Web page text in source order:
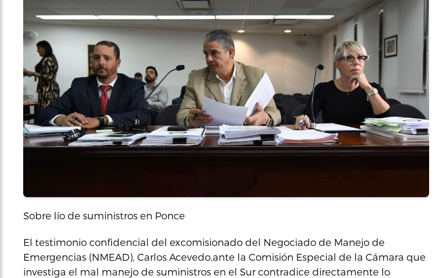
Sobre lío de suministros en Ponce
El testimonio confidencial del excomisionado del Negociado de Manejo de
Emergencias (NMEAD), Carlos Acevedo,ante la Comisión Especial de la Cámara que
investiga el mal manejo de suministros en el Sur contradice directamente lo